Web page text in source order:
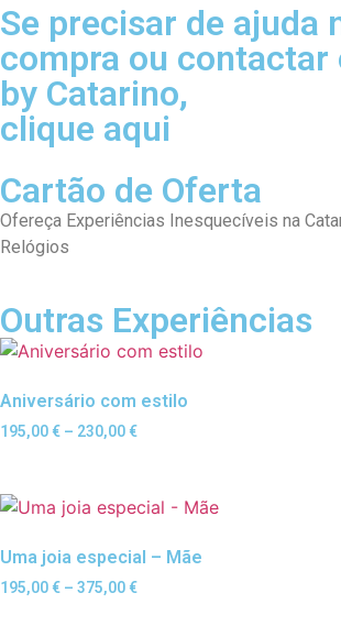
Se precisar de ajuda
compra ou contactar
by Catarino,
clique aqui
Cartão de Oferta
Ofereça Experiências Inesquecíveis na
Relógios
Outras Experiências
Aniversário com estilo
195,00 € – 230,00 €
Uma joia especial – Mãe
195,00 € – 375,00 €